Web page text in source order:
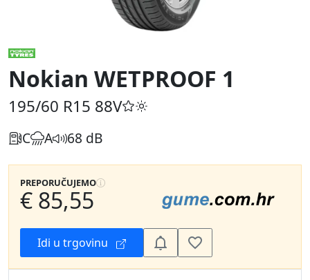
Nokian WETPROOF 1
195/60 R15 88V
C A 68 dB
PREPORUČUJEMO
€ 85,55
Idi u trgovinu